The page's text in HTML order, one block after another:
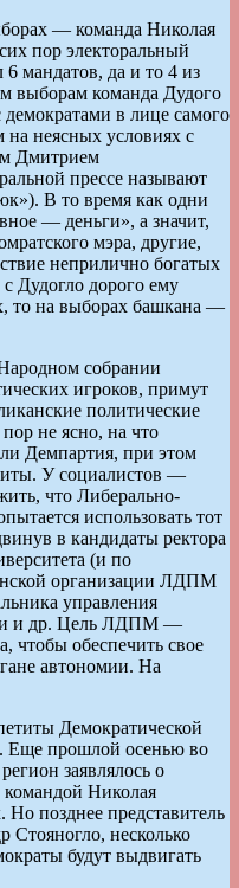
— команда Николая
пор электоральный
мандатов, да и то 4 из
выборам команда Дудого
в лице самого
неясных условиях с
Дмитрием
прессе называют
В то время как одни
— деньги», а значит,
мэра, другие,
неприлично богатых
Дудогло дорого ему
то на выборах башкана —
собрании
игроков, примут
политические
не ясно, на что
Демпартия, при этом
У социалистов —
что Либерально-
использовать тот
в кандидаты ректора
(и по
организации ЛДПМ
управления
и др. Цель ЛДПМ —
чтобы обеспечить свое
автономии. На
Демократической
Еще прошлой осенью во
заявлялось о
Николая
позднее представитель
Стояногло, несколько
будут выдвигать